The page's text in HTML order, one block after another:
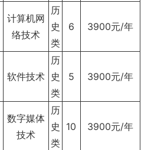
计算机网
络技术
历
史
类
6 3900元/年
软件技术
历
史
类
5 3900元/年
数字媒体
技术
历
史
类
10 3900元/年